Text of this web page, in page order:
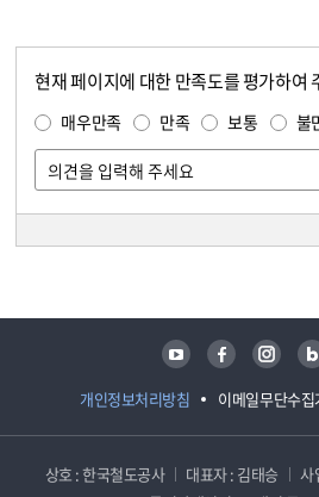
현재 페이지에 대한 만족도를 평가하여
매우만족 만족 보통 불
개인정보처리방침 이메일무단수집
유튜브 페이스북 인스타그램 블로그
상호 : 한국철도공사 대표자 : 김태승
사